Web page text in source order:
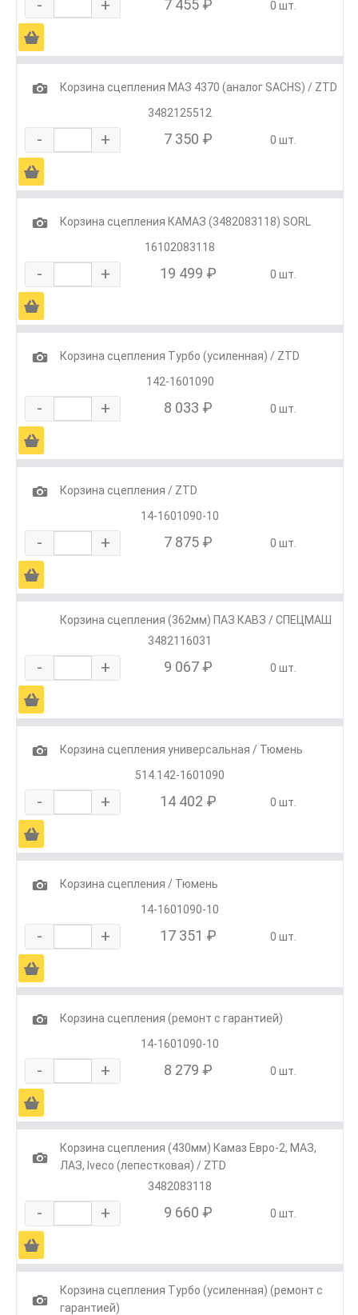
- + 7 455 ₽ 0 шт.
Ä
1
Корзина сцепления МАЗ 4370 (аналог SACHS) / ZTD
3482125512
- + 7 350 ₽ 0 шт.
Ä
1
Корзина сцепления КАМАЗ (3482083118) SORL
16102083118
- + 19 499 ₽ 0 шт.
Ä
1
Корзина сцепления Турбо (усиленная) / ZTD
142-1601090
- + 8 033 ₽ 0 шт.
Ä
1
Корзина сцепления / ZTD
14-1601090-10
- + 7 875 ₽ 0 шт.
Ä
Корзина сцепления (362мм) ПАЗ КАВЗ / СПЕЦМАШ
3482116031
- + 9 067 ₽ 0 шт.
Ä
1
Корзина сцепления универсальная / Тюмень
514.142-1601090
- + 14 402 ₽ 0 шт.
Ä
1
Корзина сцепления / Тюмень
14-1601090-10
- + 17 351 ₽ 0 шт.
Ä
1
Корзина сцепления (ремонт с гарантией)
14-1601090-10
- + 8 279 ₽ 0 шт.
Ä
1
Корзина сцепления (430мм) Камаз Евро-2, МАЗ,
ЛАЗ, Iveco (лепестковая) / ZTD
3482083118
- + 9 660 ₽ 0 шт.
Ä
1
Корзина сцепления Турбо (усиленная) (ремонт с
гарантией)